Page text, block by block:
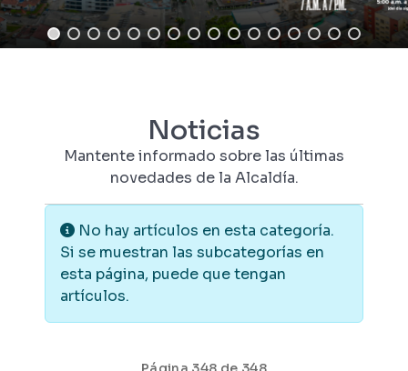
Noticias
Mantente informado sobre las últimas
novedades de la Alcaldía.
Información
No hay artículos en esta categoría.
Si se muestran las subcategorías en
esta página, puede que tengan
artículos.